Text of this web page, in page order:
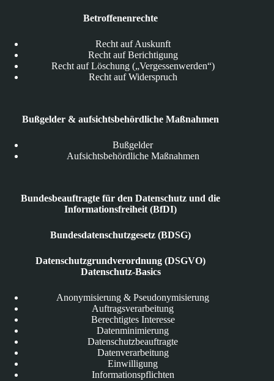
Betroffenenrechte
Recht auf Auskunft
Recht auf Berichtigung
Recht auf Löschung („Vergessenwerden“)
Recht auf Widerspruch
Bußgelder & aufsichtsbehördliche Maßnahmen
Bußgelder
Aufsichtsbehördliche Maßnahmen
Bundesbeauftragte für den Datenschutz und die
Informationsfreiheit (BfDI)
Bundesdatenschutzgesetz (BDSG)
Datenschutzgrundverordnung (DSGVO)
Datenschutz-Basics
Anonymisierung & Pseudonymisierung
Auftragsverarbeitung
Berechtigtes Interesse
Datenminimierung
Datenschutzbeauftragte
Datenverarbeitung
Einwilligung
Informationspflichten